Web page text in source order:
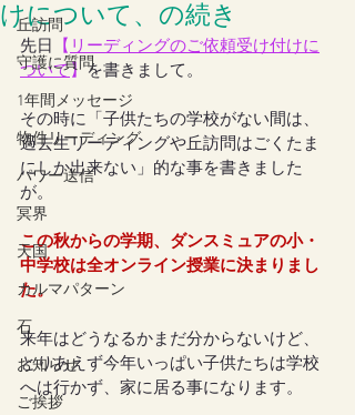
丘訪問
守護に質問
1年間メッセージ
物件リーディング
パワー送信
冥界
天国
カルマパターン
石
お知らせ
ご挨拶
けについて、の続き
先日 【 リーディングのご依頼受け付けに
ついて】を書きまして。
その時に「子供たちの学校がない間は、
過去生リーディングや丘訪問はごくたま
にしか出来ない」的な事を書きました
が。
この秋からの学期、ダンスミュアの小・
中学校は全オンライン授業に決まりまし
た。
来年はどうなるかまだ分からないけど、
とりあえず今年いっぱい子供たちは学校
へは行かず、家に居る事になります。